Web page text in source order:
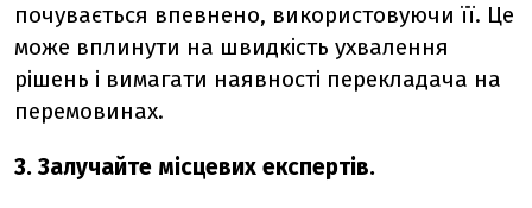
почувається впевнено, використовуючи її. Це
може вплинути на швидкість ухвалення
рішень і вимагати наявності перекладача на
перемовинах.
3. Залучайте місцевих експертів.